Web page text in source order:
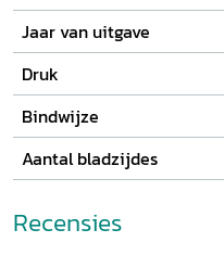
generatie stierf het
worden hier de
beschreven, maar het
achter de klokken'. Het
bestudeerde erflaters
culturele en religieuze
Jaar van uitgave
Druk
Bindwijze
Aantal bladzijdes
Recensies